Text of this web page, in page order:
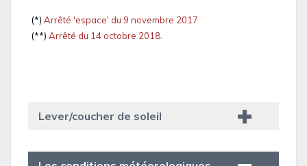
(*) Arrêté 'espace' du 9 novembre 2017
(**) Arrêté du 14 octobre 2018.
Lever/coucher de soleil